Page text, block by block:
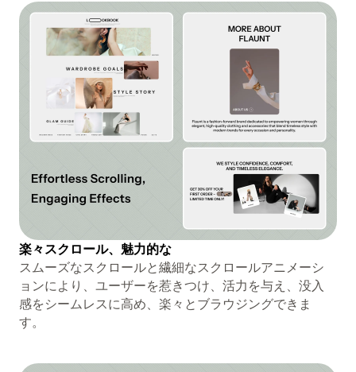
楽々スクロール、魅力的な
スムーズなスクロールと繊細なスクロールアニメーシ
ョンにより、ユーザーを惹きつけ、活力を与え、没入
感をシームレスに高め、楽々とブラウジングできま
す。